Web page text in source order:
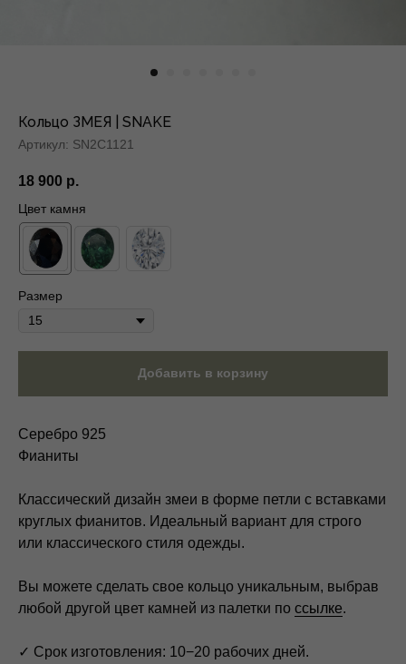
Кольцо ЗМЕЯ | SNAKE
Артикул: SN2C1121
18 900 р.
Цвет камня
Размер
Добавить в корзину
Серебро 925
Фианиты
Классический дизайн змеи в форме петли с вставками
круглых фианитов. Идеальный вариант для строго
или классического стиля одежды.
Вы можете сделать свое кольцо уникальным, выбрав
любой другой цвет камней из палетки по ссылке.
✓ Срок изготовления: 10−20 рабочих дней.